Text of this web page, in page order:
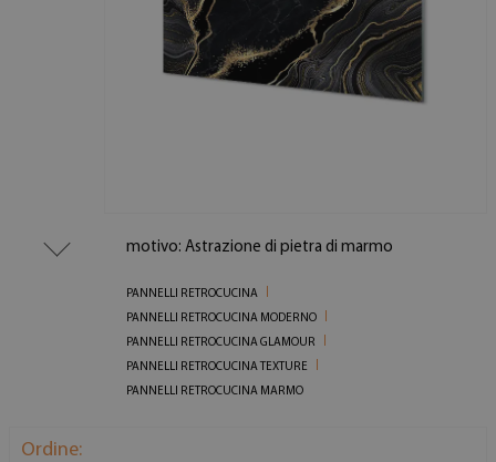
motivo: Astrazione di pietra di marmo
PANNELLI RETROCUCINA
PANNELLI RETROCUCINA MODERNO
PANNELLI RETROCUCINA GLAMOUR
PANNELLI RETROCUCINA TEXTURE
PANNELLI RETROCUCINA MARMO
Ordine: